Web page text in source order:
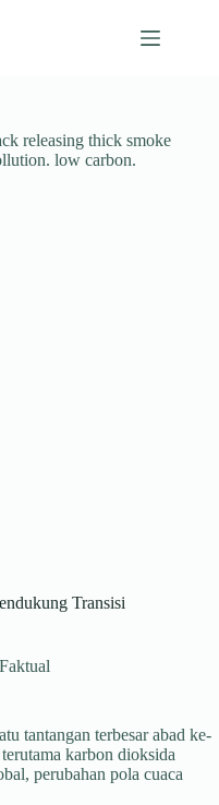
Transisi
Faktual
tantangan terbesar abad ke-
karbon dioksida
perubahan pola cuaca